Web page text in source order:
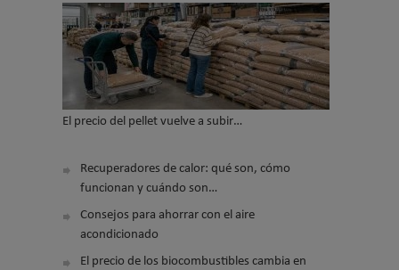
El precio del pellet vuelve a subir…
Recuperadores de calor: qué son, cómo
funcionan y cuándo son…
Consejos para ahorrar con el aire
acondicionado
El precio de los biocombustibles cambia en